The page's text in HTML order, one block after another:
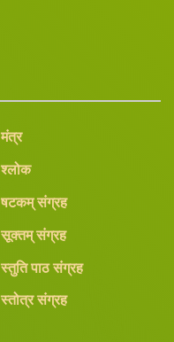
मंत्र
श्लोक
षटकम् संग्रह
सूक्तम् संग्रह
स्तुति पाठ संग्रह
स्तोत्र संग्रह